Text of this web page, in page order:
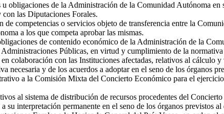
obligaciones de la Administración de la Comunidad Autónoma
las Diputaciones Forales.
competencias o servicios objeto de transferencia entre la
a los que competa aprobar las mismas.
de contenido económico de la Administración de la
Públicas, en virtud y cumplimiento de la
colaboración con las Instituciones afectadas, relativos al
necesaria y de los acuerdos a adoptar en el seno de los órganos
a la Comisión Mixta del Concierto Económico para el
al sistema de distribución de recursos procedentes del
su interpretación permanente en el seno de los órganos previstos